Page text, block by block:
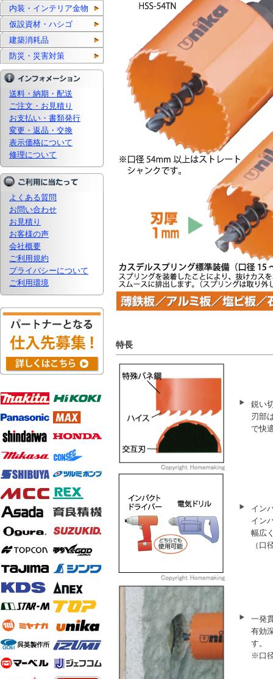
内装・インテリア金物
仮設資材・ハシゴ
建築消耗品
防災・災害対策
送料・納期・配送
ご注文・お見積り
お支払い・書類発行
変更・返品・交換
表示価格について
修理について
よくある質問
お問い合わせ
お見積り
お客様の声
会社概要
ご利用規約
プライバシーについて
ご利用環境
特長
鋭い
刃部
で快
イン
イン
幅広
（口
一発
有効
す。
※口